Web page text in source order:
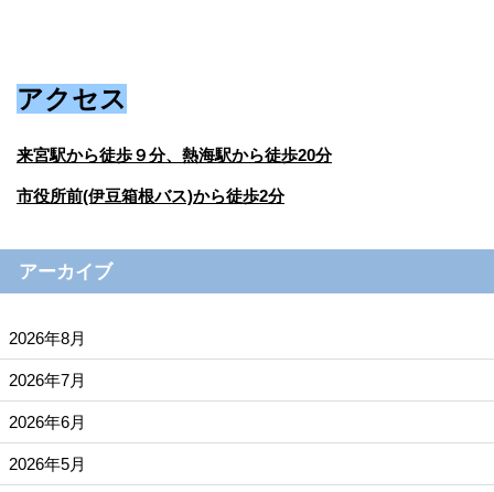
アクセス
来宮駅から徒歩９分、熱海駅から徒歩20分
市役所前(伊豆箱根バス)から徒歩2分
アーカイブ
2026年8月
2026年7月
2026年6月
2026年5月